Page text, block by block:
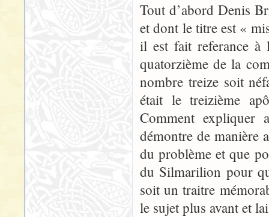
Tout d’abord Denis
et dont le titre est «
il est fait referance à
quatorzième de la
nombre treize soit
était le treizième
Comment expliquer
démontre de manière
du problème et que
du Silmarilion pour
soit un traitre
le sujet plus avant et